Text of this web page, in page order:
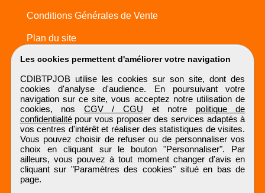
Les cookies permettent d'améliorer votre navigation
CDIBTPJOB utilise les cookies sur son site, dont des
cookies d'analyse d'audience. En poursuivant votre
navigation sur ce site, vous acceptez notre utilisation de
cookies, nos CGV / CGU et notre politique de
confidentialitépour vous proposer des services adaptés à
vos centres d'intérêt et réaliser des statistiques de visites.
Vous pouvez choisir de refuser ou de personnaliser vos
choix en cliquant sur le bouton "Personnaliser". Par
ailleurs, vous pouvez à tout moment changer d'avis en
cliquant sur "Paramètres des cookies" situé en bas de
page.
Conditions Générales de Vente
Plan du site